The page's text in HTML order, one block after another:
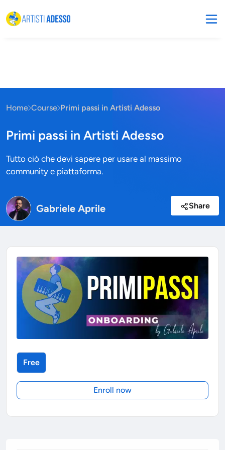
Home Course Primi passi in Artisti Adesso
Primi passi in Artisti Adesso
Tutto ciò che devi sapere per usare al massimo
community e piattaforma.
Gabriele Aprile Share
Free
Enroll now